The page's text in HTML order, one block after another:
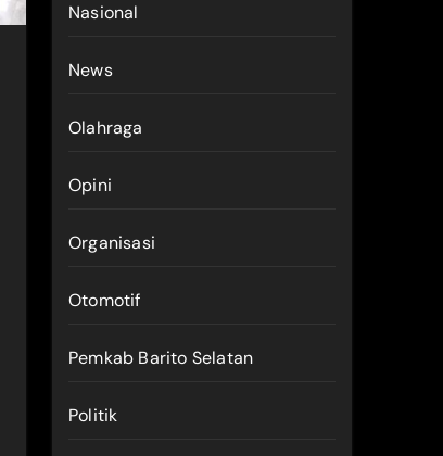
Nasional
News
Olahraga
Opini
Organisasi
Otomotif
Pemkab Barito Selatan
Politik